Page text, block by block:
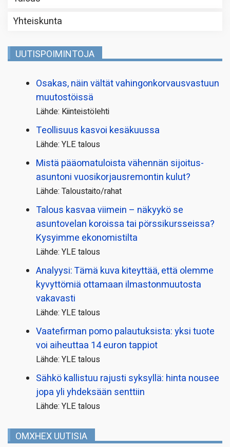
Yhteiskunta
UUTISPOIMINTOJA
Osakas, näin vältät vahingonkorvausvastuun
muutostöissä
Lähde: Kiinteistölehti
Teollisuus kasvoi kesäkuussa
Lähde: YLE talous
Mistä pääoma­tuloista vähennän sijoitus­
asuntoni vuosikorjaus­remontin kulut?
Lähde: Taloustaito/rahat
Talous kasvaa viimein – näkyykö se
asuntovelan koroissa tai pörssi­kursseissa?
Kysyimme ekonomistilta
Lähde: YLE talous
Analyysi: Tämä kuva kiteyttää, että olemme
kyvyttömiä ottamaan ilmaston­muutosta
vakavasti
Lähde: YLE talous
Vaatefirman pomo palautuksista: yksi tuote
voi aiheuttaa 14 euron tappiot
Lähde: YLE talous
Sähkö kallistuu rajusti syksyllä: hinta nousee
jopa yli yhdeksään senttiin
Lähde: YLE talous
OMXHEX UUTISIA